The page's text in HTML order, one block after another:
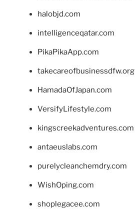
halobjd.com
intelligenceqatar.com
PikaPikaApp.com
takecareofbusinessdfw.org
HamadaOfJapan.com
VersifyLifestyle.com
kingscreekadventures.com
antaeuslabs.com
purelycleanchemdry.com
WishOping.com
shoplegacee.com